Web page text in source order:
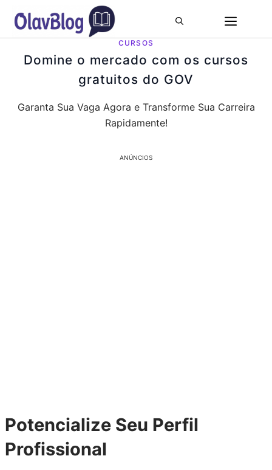
Pular
para
o
conteúdo
CURSOS
Domine o mercado com os cursos
gratuitos do GOV
Garanta Sua Vaga Agora e Transforme Sua Carreira
Rapidamente!
ANÚNCIOS
Potencialize Seu Perfil
Profissional